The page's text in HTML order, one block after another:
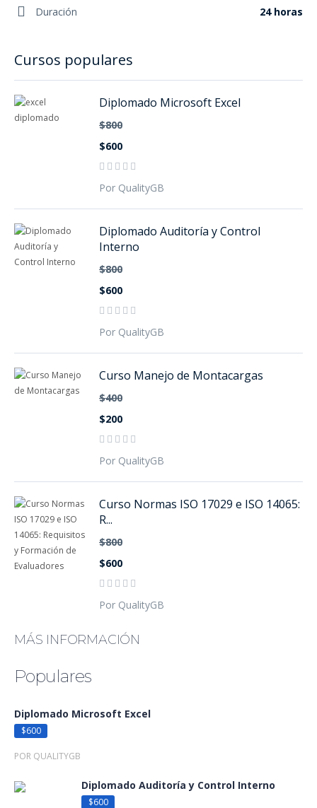
Duración 24 horas
Cursos populares
Diplomado Microsoft Excel
$800
$600
Por QualityGB
Diplomado Auditoría y Control
Interno
$800
$600
Por QualityGB
Curso Manejo de Montacargas
$400
$200
Por QualityGB
Curso Normas ISO 17029 e ISO 14065:
R...
$800
$600
Por QualityGB
MÁS INFORMACIÓN
Populares
Diplomado Microsoft Excel
$600
POR QUALITYGB
Diplomado Auditoría y Control Interno
$600